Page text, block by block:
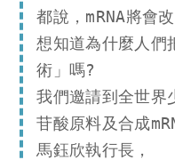
都說，mRNA將會
想知道為什麼人們
術」嗎?
我們邀請到全世界
苷酸原料及合成
馬鈺欣執行長，